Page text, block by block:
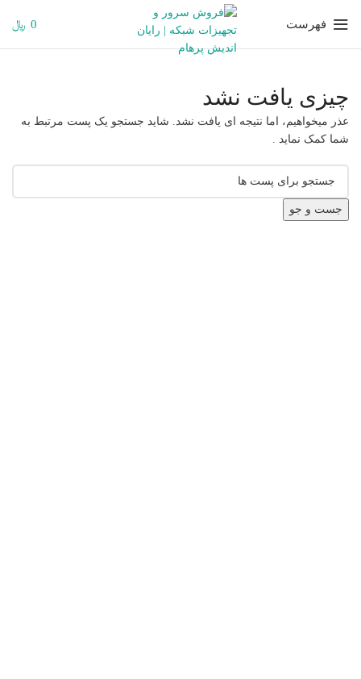
فهرست ﷼ 0
چیزی یافت نشد
عذر میخواهیم، اما نتیجه ای یافت نشد. شاید جستجو یک پست مرتبط به
شما کمک نماید .
جست و جو